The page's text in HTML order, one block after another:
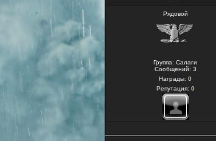
Рядовой
Группа: Салаги
Сообщений: 3
Награды: 0
Репутация: 0